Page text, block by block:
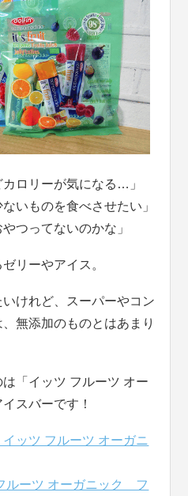
カロリーが気になる…」
いものを食べさせたい」
つってないのかな」
リーやアイス。
けれど、スーパーやコン
無添加のものとはあまり
「イッツ フルーツ オー
スバーです！
イッツ フルーツ オーガニ
ルーツ オーガニック フ